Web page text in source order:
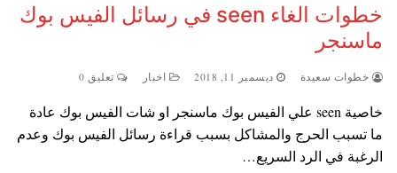
خطوات الغاء seen في رسائل الفيس بوك
ماسنجر
خطوات سعيدة ديسمبر 11, 2018 اخبار تعليق 0
خاصية seen علي الفيس بوك ماسنجر او شات الفيس بوك عادة
ما تسبب الحرج والمشاكل بسبب قراءة رسائل الفيس بوك وعدم
الرغبة في الرد السريع…